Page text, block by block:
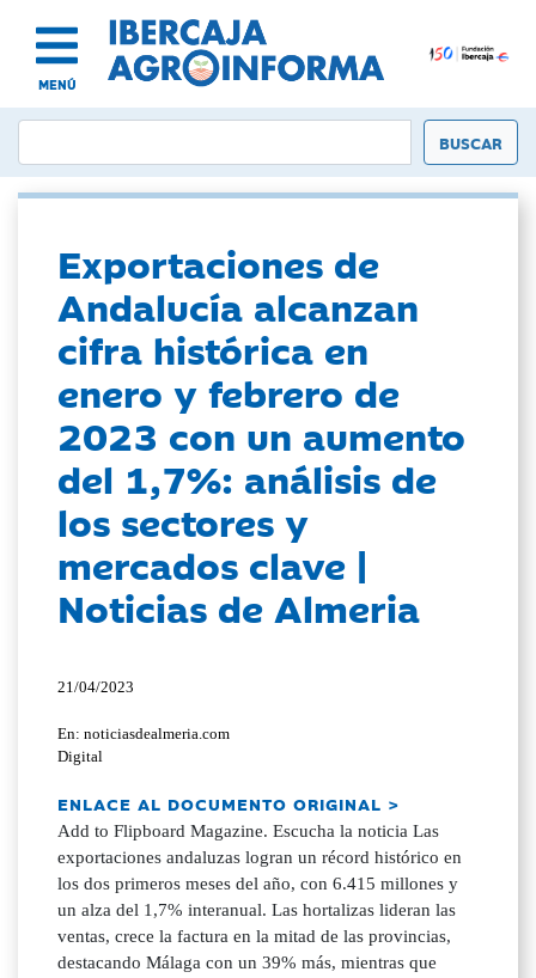
MENÚ
Exportaciones de
Andalucía alcanzan
cifra histórica en
enero y febrero de
2023 con un aumento
del 1,7%: análisis de
los sectores y
mercados clave |
Noticias de Almeria
21/04/2023
En: noticiasdealmeria.com
Digital
ENLACE AL DOCUMENTO ORIGINAL >
Add to Flipboard Magazine. Escucha la noticia Las
exportaciones andaluzas logran un récord histórico en
los dos primeros meses del año, con 6.415 millones y
un alza del 1,7% interanual. Las hortalizas lideran las
ventas, crece la factura en la mitad de las provincias,
destacando Málaga con un 39% más, mientras que